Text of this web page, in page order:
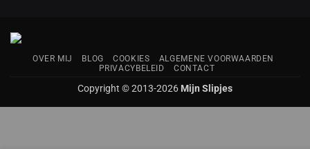
OVER MIJ BLOG COOKIES
ALGEMENE VOORWAARDEN
PRIVACYBELEID
CONTACT
Copyright © 2013-2026 Mijn Slipjes